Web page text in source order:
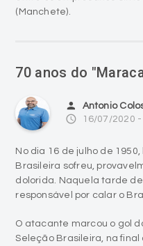
access_time 16/07/2020 -
No dia 16 de julho de
Brasileira sofreu,
responsável por calar o
O atacante marcou o gol
Seleção Brasileira, na final
pela primeira vez, no
conhecido como